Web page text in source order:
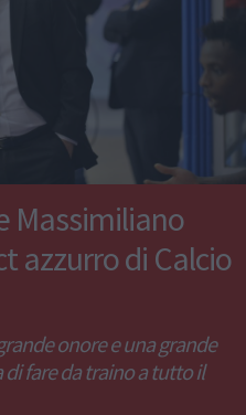
Massimiliano
azzurro di Calcio
onore e una grande
fare da traino a tutto il